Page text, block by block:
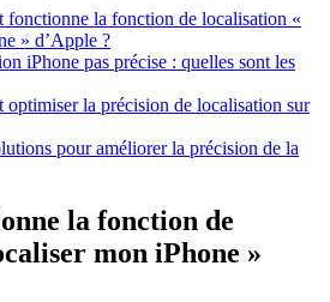
fonctionne la fonction de localisation «
» d’Apple ?
iPhone pas précise : quelles sont les
optimiser la précision de localisation sur
pour améliorer la précision de la
la fonction de
mon iPhone »